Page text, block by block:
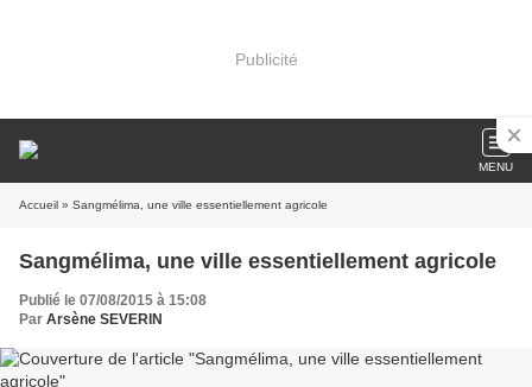
Publicité
MENU
Accueil » Sangmélima, une ville essentiellement agricole
Sangmélima, une ville essentiellement agricole
Publié le 07/08/2015 à 15:08
Par Arsène SEVERIN